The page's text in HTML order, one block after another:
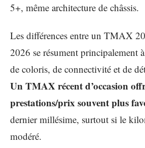
5+, même architecture de châssis.
Les différences entre un TMAX
2026 se résument principalement
de coloris, de connectivité et de
Un TMAX récent d’occasion
prestations/prix souvent plus
dernier millésime, surtout si le
modéré.